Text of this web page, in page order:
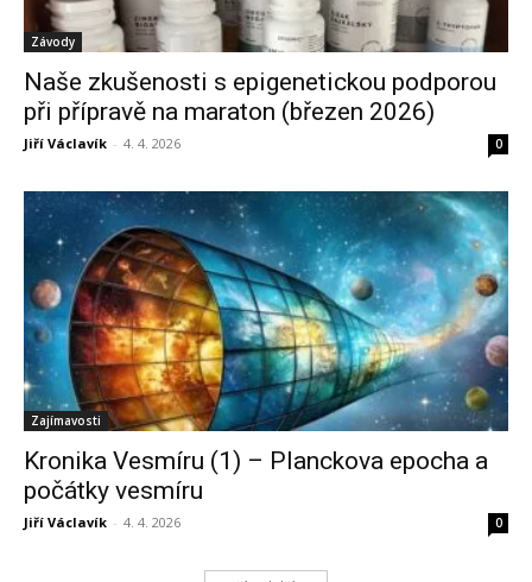
Závody
Naše zkušenosti s epigenetickou podporou
při přípravě na maraton (březen 2026)
Jiří Václavík - 4. 4. 2026 0
Zajímavosti
Kronika Vesmíru (1) – Planckova epocha a
počátky vesmíru
Jiří Václavík - 4. 4. 2026 0